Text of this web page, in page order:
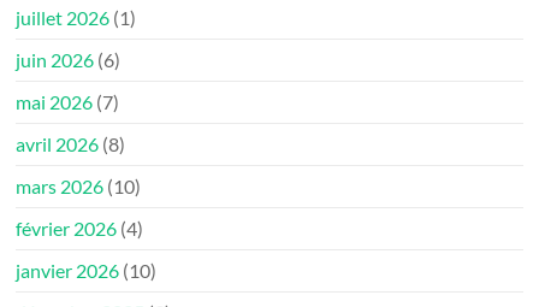
juillet 2026 (1)
juin 2026 (6)
mai 2026 (7)
avril 2026 (8)
mars 2026 (10)
février 2026 (4)
janvier 2026 (10)